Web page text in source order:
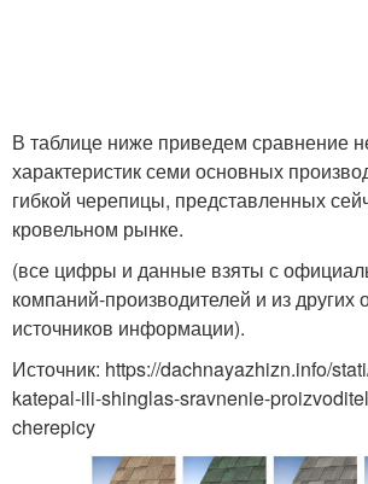
В таблице ниже приведем сравнение
характеристик семи основных
гибкой черепицы, представленных
кровельном рынке.
(все цифры и данные взяты с
компаний-производителей и из других
источников информации).
Источник: https://dachnayazhizn.info/
katepal-ili-shinglas-sravnenie-
cherepicy